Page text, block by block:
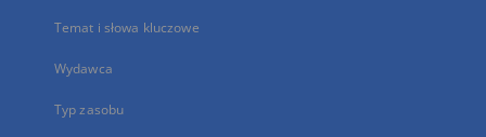
Temat i słowa kluczowe
Wydawca
Typ zasobu